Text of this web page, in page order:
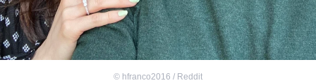
© hfranco2016 / Reddit